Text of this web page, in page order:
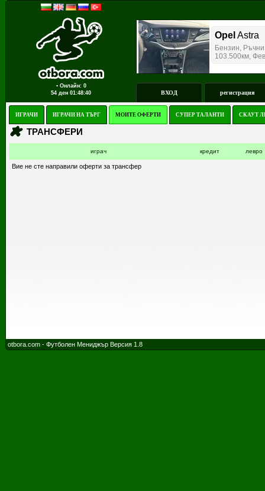
▪ Онлайн: 0
54 ден 01:48:40 ВХОД регистрация
ИГРАЧИ ИГРАЧИ НА ТЪРГ МОИТЕ ОФЕРТИ СУПЕР ТАЛАНТИ СКАУТ
ТРАНСФЕРИ
играч кредит левро
Вие не сте направили оферти за трансфер
otbora.com - Футболен Мениджър Версия 1.8